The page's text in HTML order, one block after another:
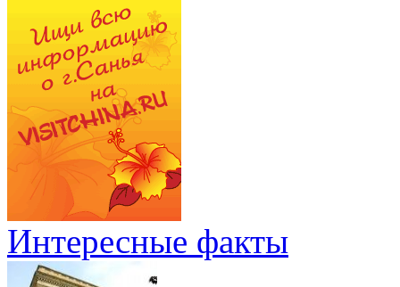
Интересные факты